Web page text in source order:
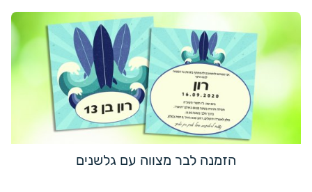
הזמנה לבר מצווה עם גלשנים